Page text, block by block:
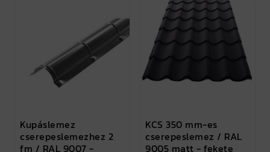
Kupáslemez
cserepeslemezhez 2
fm / RAL 9007 -
KCS 350 mm-es
cserepeslemez / RAL
9005 matt - fekete